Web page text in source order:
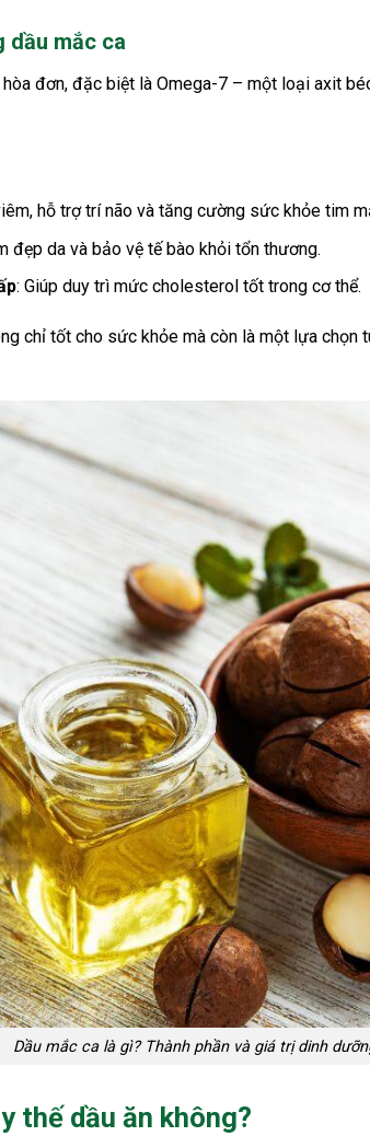
dầu mắc ca
đơn, đặc biệt là Omega-7 – một loại axit
hỗ trợ trí não và tăng cường sức khỏe tim
đẹp da và bảo vệ tế bào khỏi tổn thương.
: Giúp duy trì mức cholesterol tốt trong cơ thể.
chỉ tốt cho sức khỏe mà còn là một lựa chọn
Dầu mắc ca là gì? Thành phần và giá trị dinh
thế dầu ăn không?